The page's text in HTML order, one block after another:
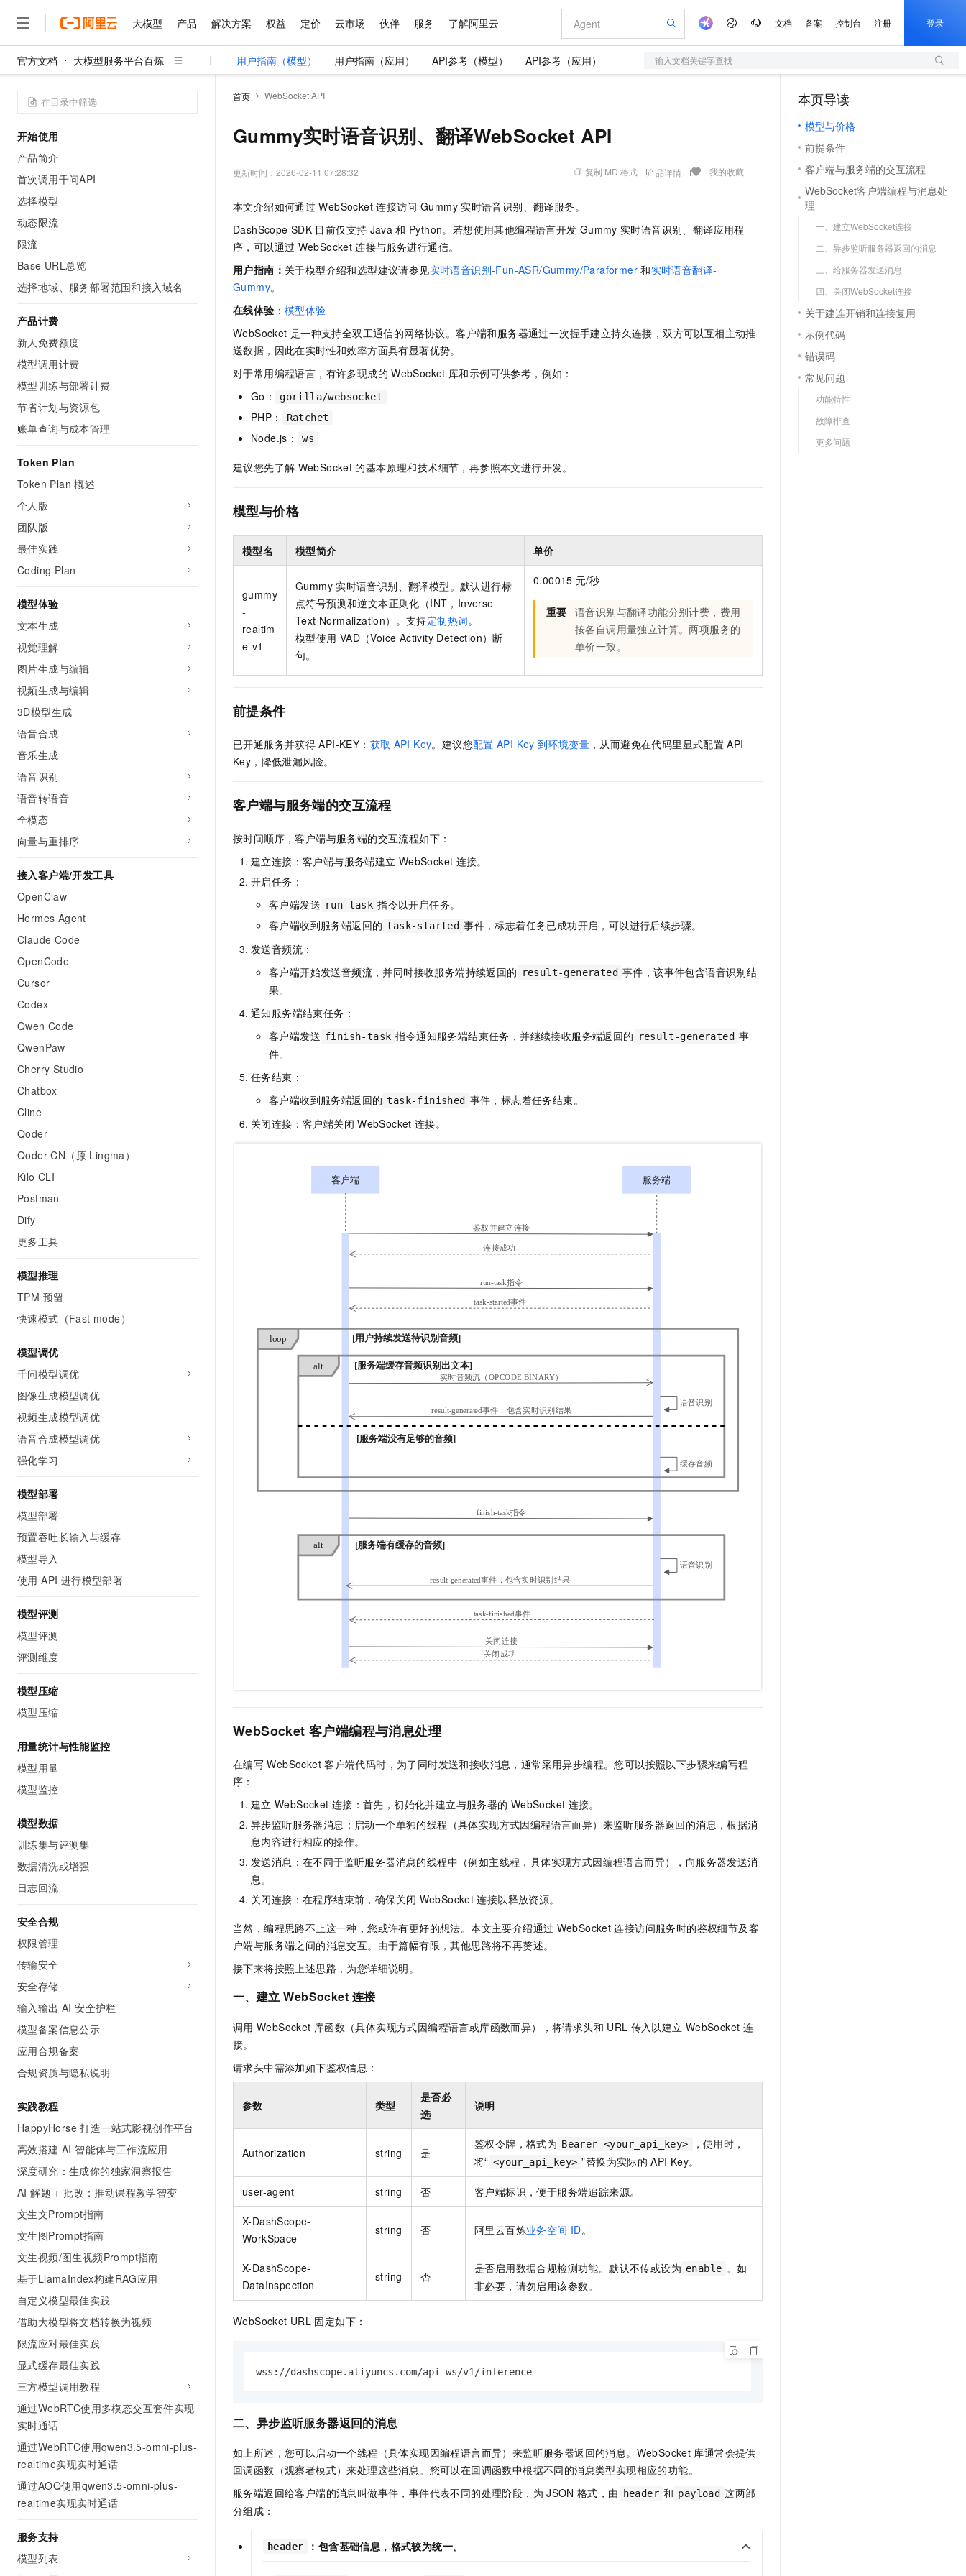
大模型 产品 解决方案 权益 定价 云市场 伙伴 服务 了解阿里云 文档 备案 控制台 注册 登录
官方文档 大模型服务平台百炼 用户指南（模型） 用户指南（应用） API参考（模型） API参考（应用） 输入文档关键字查找
开始使用
产品简介
首次调用千问API
选择模型
动态限流
限流
Base URL总览
选择地域、服务部署范围和接入域名
产品计费
新人免费额度
模型调用计费
模型训练与部署计费
节省计划与资源包
账单查询与成本管理
Token Plan
Token Plan 概述
个人版
团队版
最佳实践
Coding Plan
模型体验
文本生成
视觉理解
图片生成与编辑
视频生成与编辑
3D模型生成
语音合成
音乐生成
语音识别
语音转语音
全模态
向量与重排序
接入客户端/开发工具
OpenClaw
Hermes Agent
Claude Code
OpenCode
Cursor
Codex
Qwen Code
QwenPaw
Cherry Studio
Chatbox
Cline
Qoder
Qoder CN（原 Lingma）
Kilo CLI
Postman
Dify
更多工具
模型推理
TPM 预留
快速模式（Fast mode）
模型调优
千问模型调优
图像生成模型调优
视频生成模型调优
语音合成模型调优
强化学习
模型部署
模型部署
预置吞吐长输入与缓存
模型导入
使用 API 进行模型部署
模型评测
模型评测
评测维度
模型压缩
模型压缩
用量统计与性能监控
模型用量
模型监控
模型数据
训练集与评测集
数据清洗或增强
日志回流
安全合规
权限管理
传输安全
安全存储
输⼊输出 AI 安全护栏
模型备案信息公示
应用合规备案
合规资质与隐私说明
实践教程
HappyHorse 打造一站式影视创作平台
高效搭建 AI 智能体与工作流应用
深度研究：生成你的独家洞察报告
AI 解题 + 批改：推动课程教学智变
文生文Prompt指南
文生图Prompt指南
文生视频/图生视频Prompt指南
基于LlamaIndex构建RAG应用
自定义模型最佳实践
借助大模型将文档转换为视频
限流应对最佳实践
显式缓存最佳实践
三方模型调用教程
通过WebRTC使用多模态交互套件实现
实时通话
通过WebRTC使用qwen3.5-omni-plus-
realtime实现实时通话
通过AOQ使用qwen3.5-omni-plus-
realtime实现实时通话
服务支持
模型列表
首页 WebSocket API
Gummy实时语音识别、翻译WebSocket API
更新时间： 2026-02-11 07:28:32 复制 MD 格式 产品详情 我的收藏
本文介绍如何通过 WebSocket 连接访问 Gummy 实时语音识别、翻译服务。
DashScope SDK 目前仅支持 Java 和 Python。若想使用其他编程语言开发 Gummy 实时语音识别、翻译应用程
序，可以通过 WebSocket 连接与服务进行通信。
用户指南： 关于模型介绍和选型建议请参见实时语音识别-Fun-ASR/Gummy/Paraformer 和实时语音翻译-
Gummy。
在线体验 ：模型体验
WebSocket 是一种支持全双工通信的网络协议。客户端和服务器通过一次握手建立持久连接，双方可以互相主动推
送数据，因此在实时性和效率方面具有显著优势。
对于常用编程语言，有许多现成的 WebSocket 库和示例可供参考，例如：
Go：
gorilla/websocket
PHP： Ratchet
Node.js： ws
建议您先了解 WebSocket 的基本原理和技术细节，再参照本文进行开发。
模型与价格
模型名 模型简介 单价
gummy
-
realtim
e-v1
Gummy 实时语音识别、翻译模型。默认进行标
点符号预测和逆文本正则化（INT，Inverse
Text Normalization）。支持定制热词。
模型使用 VAD（Voice Activity Detection）断
句。
0.00015 元/秒
重要 语音识别与翻译功能分别计费，费用
按各自调用量独立计算。两项服务的
单价一致。
前提条件
已开通服务并获得 API-KEY： 获取 API Key。建议您配置 API Key 到环境变量 ，从而避免在代码里显式配置 API
Key，降低泄漏风险。
客户端与服务端的交互流程
按时间顺序，客户端与服务端的交互流程如下：
建立连接：客户端与服务端建立 WebSocket 连接。
开启任务：
客户端发送 run-task 指令以开启任务。
客户端收到服务端返回的 task-started 事件，标志着任务已成功开启，可以进行后续步骤。
发送音频流：
客户端开始发送音频流，并同时接收服务端持续返回的
result-generated 事件，该事件包含语音识别结
果。
通知服务端结束任务：
客户端发送 finish-task 指令通知服务端结束任务，并继续接收服务端返回的 result-generated 事
件。
任务结束：
客户端收到服务端返回的 task-finished 事件，标志着任务结束。
关闭连接：客户端关闭 WebSocket 连接。
WebSocket 客户端编程与消息处理
在编写 WebSocket 客户端代码时，为了同时发送和接收消息，通常采用异步编程。您可以按照以下步骤来编写程
序：
建立 WebSocket 连接：首先，初始化并建立与服务器的 WebSocket 连接。
异步监听服务器消息：启动一个单独的线程（具体实现方式因编程语言而异）来监听服务器返回的消息，根据消
息内容进行相应的操作。
发送消息：在不同于监听服务器消息的线程中（例如主线程，具体实现方式因编程语言而异），向服务器发送消
息。
关闭连接：在程序结束前，确保关闭 WebSocket 连接以释放资源。
当然，编程思路不止这一种，您或许有更好的想法。本文主要介绍通过 WebSocket 连接访问服务时的鉴权细节及客
户端与服务端之间的消息交互。由于篇幅有限，其他思路将不再赘述。
接下来将按照上述思路，为您详细说明。
一、建立 WebSocket 连接
调用 WebSocket 库函数（具体实现方式因编程语言或库函数而异），将请求头和 URL 传入以建立 WebSocket 连
接。
请求头中需添加如下鉴权信息：
参数 类型
是否必
选
说明
Authorization string 是
鉴权令牌，格式为 Bearer <your_api_key>
，使用时，
将“ <your_api_key> ”替换为实际的 API Key。
user-agent string 否 客户端标识，便于服务端追踪来源。
X-DashScope-
WorkSpace
string 否 阿里云百炼业务空间 ID。
X-DashScope-
DataInspection
string 否
是否启用数据合规检测功能。默认不传或设为 enable 。如
非必要，请勿启用该参数。
WebSocket URL 固定如下：
wss://dashscope.aliyuncs.com/api-ws/v1/inference
二、异步监听服务器返回的消息
如上所述，您可以启动一个线程（具体实现因编程语言而异）来监听服务器返回的消息。WebSocket 库通常会提供
回调函数（观察者模式）来处理这些消息。您可以在回调函数中根据不同的消息类型实现相应的功能。
服务端返回给客户端的消息叫做事件，事件代表不同的处理阶段，为 JSON 格式，由 header 和 payload 这两部
分组成：
header ：包含基础信息，格式较为统一。
本页导读
模型与价格
前提条件
客户端与服务端的交互流程
WebSocket客户端编程与消息处
理
一、建立WebSocket连接
二、异步监听服务器返回的消息
三、给服务器发送消息
四、关闭WebSocket连接
关于建连开销和连接复用
示例代码
错误码
常见问题
功能特性
故障排查
更多问题
大模型
千问AI平台
Qwen3.8-Max
智能体时代全能旗舰模型
Qwen3.7-Plus
能看、能想、能动手的多模态智能体模型
Qwen3-VL-Plus
视觉 Coding、空间感知、多模态思考等全面升级
Kimi-K3 NEW
Kimi 最新旗舰模型，长程编程与推理利器
Deepseek-v4-pro
1M上下文，专为长程任务能力而生
HappyHorse-1.1-T2V
让文字生成流畅细腻的高质量视频
HappyHorse-1.1-I2V
文戏情感细腻自然，动作戏激烈拳拳到肉，实现更强表演能力
语音识别与合成
Qwen3-TTS-Flash
Cosyvoice-V3-Flash
Fun-ASR
大模型服务
千问AI平台-Token Plan NEW
千问AI平台-模型体验
在线体验全尺寸、多种模态的模型效果
Happy 系列大模型
AI 应用构建
大模型服务平台百炼-智能体
灵活可视化地构建企业级 Agent
NEW
快速部署 Dify，高效搭建 AI 应用
依托云原生高可用架构,实现Dify私有化部署
10 分钟在聊天系统中增加一个 AI 助手
10分钟微调：让0.6B模型媲美235B模型 多模态数据信息提取
从文本、图片、视频中提取结构化的属性信息
超强辅助，Bolt.diy 一步搞定创意建站
产品
精选产品
计算
容器
存储
安全
中间件
大数据计算
媒体服务
企业服务与云通信
域名与网站
终端用户计算
Serverless
开发工具
迁移与运维管理
精选产品
多元化、高性能、安全可靠的大模型服务
无影云电脑
随时随地安全接入的云上超级电脑
云解析DNS
云原生大数据计算服务 MaxCompute
面向分析的企业级SaaS模式云数据仓库
提供智能易用的域名与建站服务
人工智能平台 PAI 大模型
一站式AI开发、训练和推理服务
Qoder CN
全托管，含MySQL、PostgreSQL、SQL Server、MariaDB多引擎
轻量应用服务器
数字证书管理服务（原SSL证书）
实现全站HTTPS，呈现可信的WEB访问
短信服务
大数据开发治理平台 DataWorks
解决方案
精选解决方案
互联网应用开发
大数据
网络
可观测
上云与迁云
企业出海
精选解决方案
企业级Agent产品，直接交付可用成果
HappyHorse 打造一站式影视创作平台
快速拥有专属 OpenClaw
上传文档即自动完成翻译和格式还原
Hermes Agent，打造自进化智能体
自主进化，持久记忆，越用越聪明
Claude Code + GStack 打造工程团队
轻松解锁专属 DeepSeek-V4-Pro
一句话生成原生可编辑精美 PPT 文稿
输入一句话想法, 轻松生成专业的 PPT
一键部署幻兽帕鲁游戏服务器
一键购买专属联机服务器，轻松开启游戏
漫剧工坊：一站式动画创作平台
10 分钟搭建微信、支付宝小程序
权益 普惠上云
云服务器38元/年起，超值低价云产品抢先购
推荐新用户得奖励，单订单最高返9万
云工开物
高校专属算力普惠，学生认证享300元代金券
解决方案免费试用 新老同享
最高领取价值200元试用点，立即开启云上创新
AI 产品 免费试用
1亿+ 大模型 tokens 和 30+ 款产品免费体验
140+云产品 免费试用
产品新客免费试用，最长12个月
大模型ACA认证体验
助力企业全员 AI 认知与能力提升
AI 特惠
至高享 1亿+免费 tokens，加速 Al 应用落地
Token Plan 模型订阅计划 NEW
Qwen3.8-Max 首发尝鲜，限时加量 10 倍，夜间低至2折
千问办公，限时限量积分加倍
Night Plan 支持 Qwen 3.8-Max NEW
夜间 5 折，Qwen/Meoo/TokenPlan 客户专享
AI 场景体验
从图文生成到视频创作，一键激活电商全链路生产力
AI 办公
AI 活动
AI 生产力先锋
先锋实践拓展 AI 生产力的边界
飞天发布时刻
所见，即是所愿
AI 实训营
上云场景组合购
云聚AI 严选权益
AI 用量加速计划
新老同享，达量后返
定价 产品定价
了解云产品的定价详情
云上成本管理
管理和优化成本
价格计算器
价格优势
配置报价器
阿里云 OPC 创新助力计划
Token 补贴，五大权
益加速 OPC 成功
云市场 精选商城
多端小程序
观测云
Tuya 物联网平台阿里云版
蓝凌 OA
电子合同
畅捷通
Tableau 订阅
AI空中课堂在线直播课堂（旗舰版）
生态解决方案
行业生态解决方案
开发者生态解决方案
数据与 API
手机三要素
OCR 文字识别
发票查验
天气预报查询
企业应用
400电话
基础软件
宝塔 Linux
全能环境
操作系统
建站系统
专业服务
公司注册
SSL 证书
伙伴 成为销售伙伴
咨询伙伴
销售伙伴合作计划
无影生态合作计划
Salesforce On Alibaba Cloud
Consulting Partner 合作计划
AI 大模型销售与服务生态合作计划
成为产品伙伴
产品生态伙伴
产品伙伴合作计划
弹性计算合作计划
Salesforce On Alibaba Cloud ISV 合作
服务生态伙伴
服务伙伴合作计划
Al MaaS 服务伙伴赋能合作
伙伴信用分合作计划
更多支持
合作伙伴培训与认证
查询合作伙伴
服务 售前咨询
自助服务
在线服务
工单服务
企业增值服务
专家技术服务
企业成长
服务实践
阿里云认证
全部认证
官网公告
开发者社区
我要反馈
了解阿里云 为什么选择阿里云
技术领先
分析师报告
研究报告与白皮书
天池大赛
AI 算法大赛
云开发大赛
最佳实践
云上奥运之旅
看见新力量
金融模力时刻
客户案例
市场活动
阿里云中企出海大会
魔搭 ModelScope
云工开物
加入我们
校园招聘